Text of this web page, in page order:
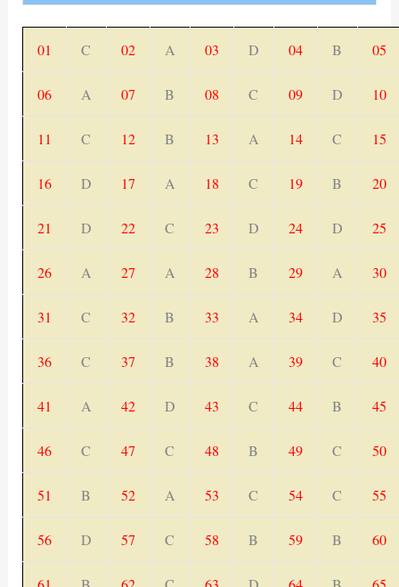
01 C 02 A 03 D 04 B 05
06 A 07 B 08 C 09 D 10
11 C 12 B 13 A 14 C 15
16 D 17 A 18 C 19 B 20
21 D 22 C 23 D 24 D 25
26 A 27 A 28 B 29 A 30
31 C 32 B 33 A 34 D 35
36 C 37 B 38 A 39 C 40
41 A 42 D 43 C 44 B 45
46 C 47 C 48 B 49 C 50
51 B 52 A 53 C 54 C 55
56 D 57 C 58 B 59 B 60